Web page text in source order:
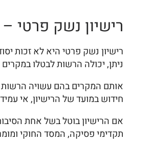
רישיון נשק פרטי
רישיון נשק פרטי היא לא זכות
ניתן, יכולה הרשות לבטלו
אותם המקרים בהם עשויה הרשות
חידוש במועד של הרישיון, אי
אם הרישיון בוטל בשל אחת
תקדימי פסיקה, המסד החוקי